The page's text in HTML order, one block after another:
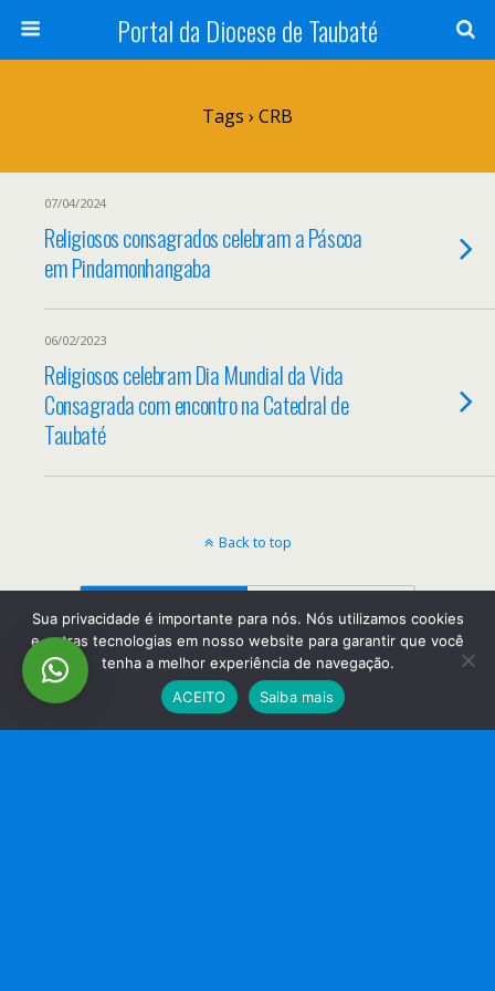
Portal da Diocese de Taubaté
Tags › CRB
07/04/2024
Religiosos consagrados celebram a Páscoa
em Pindamonhangaba
06/02/2023
Religiosos celebram Dia Mundial da Vida
Consagrada com encontro na Catedral de
Taubaté
Back to top
Mobile Desktop
Sua privacidade é importante para nós. Nós utilizamos cookies
e outras tecnologias em nosso website para garantir que você
tenha a melhor experiência de navegação.
ACEITO
Saiba mais